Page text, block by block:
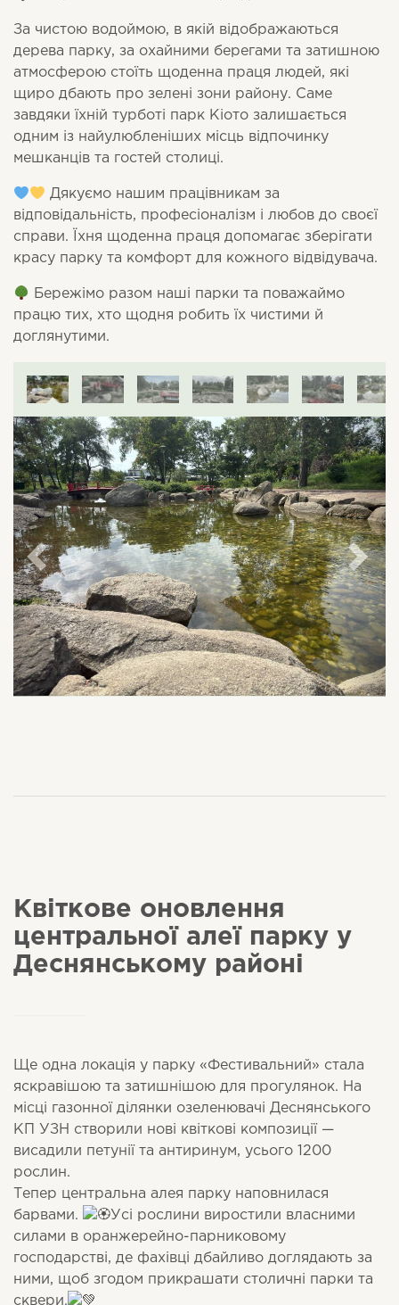
За чистою водоймою, в якій відображаються
дерева парку, за охайними берегами та затишною
атмосферою стоїть щоденна праця людей, які
щиро дбають про зелені зони району. Саме
завдяки їхній турботі парк Кіото залишається
одним із найулюбленіших місць відпочинку
мешканців та гостей столиці.
Дякуємо нашим працівникам за
відповідальність, професіоналізм і любов до своєї
справи. Їхня щоденна праця допомагає зберігати
красу парку та комфорт для кожного відвідувача.
Бережімо разом наші парки та поважаймо
працю тих, хто щодня робить їх чистими й
доглянутими.
Квіткове оновлення
центральної алеї парку у
Деснянському районі
Ще одна локація у парку «Фестивальний» стала
яскравішою та затишнішою для прогулянок. На
місці газонної ділянки озеленювачі Деснянського
КП УЗН створили нові квіткові композиції —
висадили петунії та антиринум, усього 1200
рослин.
Тепер центральна алея парку наповнилася
барвами.
Усі рослини виростили власними
силами в оранжерейно-парниковому
господарстві, де фахівці дбайливо доглядають за
ними, щоб згодом прикрашати столичні парки та
сквери.